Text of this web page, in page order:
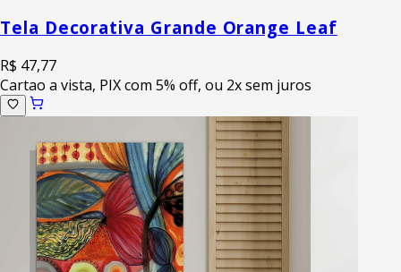
Tela Decorativa Grande Orange Leaf
R$ 47,77
Cartao a vista, PIX com 5% off, ou 2x sem juros